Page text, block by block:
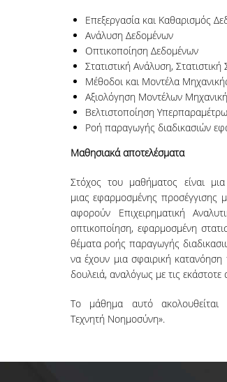
Επεξεργασία και Καθαρισμός
Ανάλυση Δεδομένων
Οπτικοποίηση Δεδομένων
Στατιστική Ανάλυση, Στατιστική
Μέθοδοι και Μοντέλα
Αξιολόγηση Μοντέλων
Βελτιστοποίηση
Ροή παραγωγής διαδικασιών
Μαθησιακά αποτελέσματα
Στόχος του μαθήματος είναι
μιας εφαρμοσμένης
αφορούν Επιχειρηματική
οπτικοποίηση, εφαρμοσμένη
θέματα ροής παραγωγής
να έχουν μια σφαιρική κατανόηση
δουλειά, αναλόγως με τις εκάστοτε
Το μάθημα αυτό
Τεχνητή Νοημοσύνη».